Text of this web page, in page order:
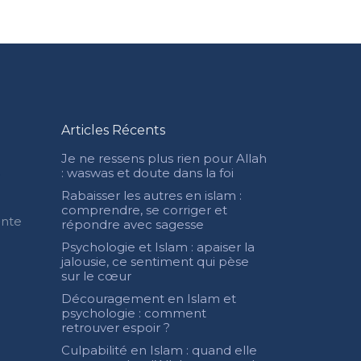
Articles Récents
Je ne ressens plus rien pour Allah
: waswas et doute dans la foi
Rabaisser les autres en islam :
comprendre, se corriger et
répondre avec sagesse
Psychologie et Islam : apaiser la
jalousie, ce sentiment qui pèse
sur le cœur
Découragement en Islam et
psychologie : comment
retrouver espoir ?
Culpabilité en Islam : quand elle